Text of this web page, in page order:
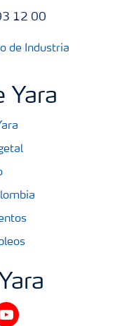
12 00
de Industria
Yara